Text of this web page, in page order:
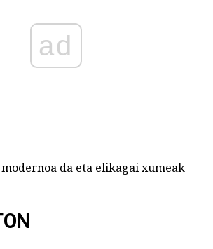
ad
da eta elikagai xumeak